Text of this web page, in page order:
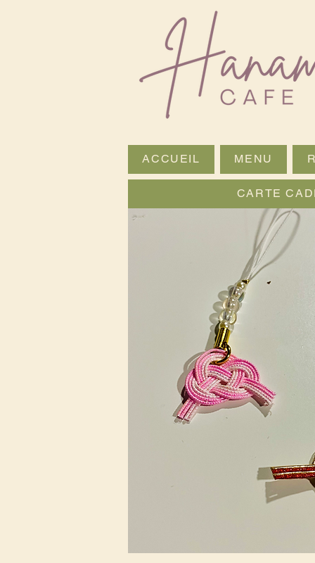
ACCUEIL MENU
CARTE